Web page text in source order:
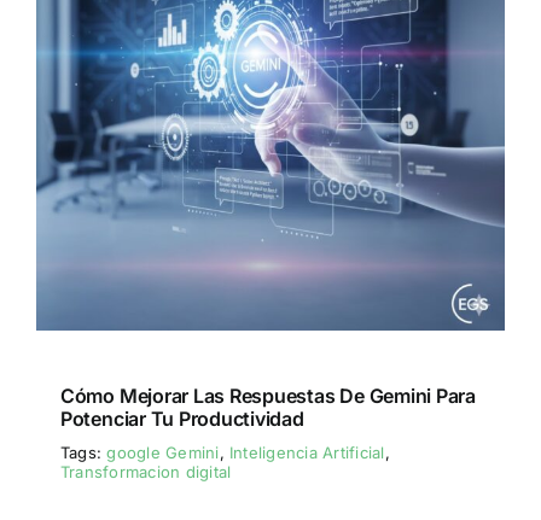
Cómo Mejorar Las Respuestas De Gemini Para
Potenciar Tu Productividad
Tags:google Gemini, Inteligencia Artificial,
Transformacion digital